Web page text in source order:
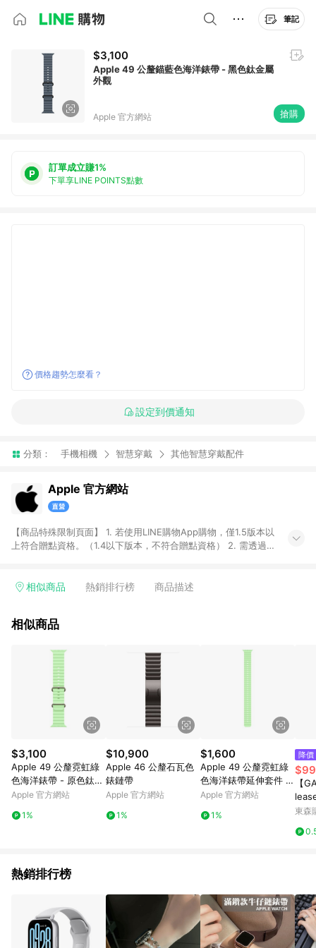
筆記
$3,100
Apple 49 公釐錨藍色海洋錶帶 - 黑色鈦金屬
外觀
Apple 官方網站 搶購
訂單成立賺1%
下單享LINE POINTS點數
價格趨勢怎麼看？
設定到價通知
分類： 手機相機 智慧穿戴 其他智慧穿戴配件
Apple 官方網站
【商品特殊限制頁面】 1. 若使用LINE購物App購物，僅1.5版本以
上符合贈點資格。（1.4以下版本，不符合贈點資格） 2. 需透過
貨後3個工作日陸續發送交易訊息通知。 4. 點數將於廠商出貨
17e、MacBook Neo、Studio Display XDR 及 Studio Display、
包裝、Apple開發者計畫和運輸、Apple 員購商城、
AppleCare+服務單獨購買或在主產品發貨後購買。 6. 每種型號
都有終⽣回饋限额： a) iPhone、Mac、iPad、Watch、Vision、
Apple TV 及 HomePod : 每個型號6件 b) AirTag 1 件裝及
AirTag 配件: 每款32件 c) AirTag 4 件裝: 8份 d) AirPods 及其他
合資格配: 每款10件 本限額適用於Apple Store網站及APP所有購
買行為，超過限額將停止核發回饋 7. 若您購買符合贈點資格之商
品，且使用禮品卡付款，點數回饋將以扣除禮品卡後的實際付款
金額為回饋計算。 8. 國際商家之商品金額及回饋點數依據將以商
品未稅價格為準。 9. 2020/7/13 00:00起回饋點數以商品未稅價
格為準。 10. 若您的訂單內有多項商品且為分批出貨，「LINE購
物通知」僅會發送首批出貨的商品資訊，其餘商品資訊將於出貨
後三天顯示於「LINE購物後台>我的>我的訂單>已訂購」。 11.
相似商品 熱銷排行榜 商品描述
相似商品
$3,100
Apple 49 公釐霓虹綠
色海洋錶帶 - 原色鈦金
屬外觀
Apple 官方網站
1%
$10,900
Apple 46 公釐石瓦色
錶鏈帶
Apple 官方網站
1%
$1,600
Apple 49 公釐霓虹綠
色海洋錶帶延伸套件 -
黑色鈦金屬外觀
Apple 官方網站
1%
降價
【
m)
東森
熱銷排行榜